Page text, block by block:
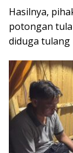
Hasilnya,
potongan
diduga tulang